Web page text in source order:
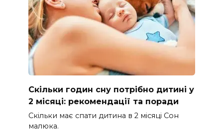
Скільки годин сну потрібно дитині у
2 місяці: рекомендації та поради
Скільки має спати дитина в 2 місяці Сон
малюка.